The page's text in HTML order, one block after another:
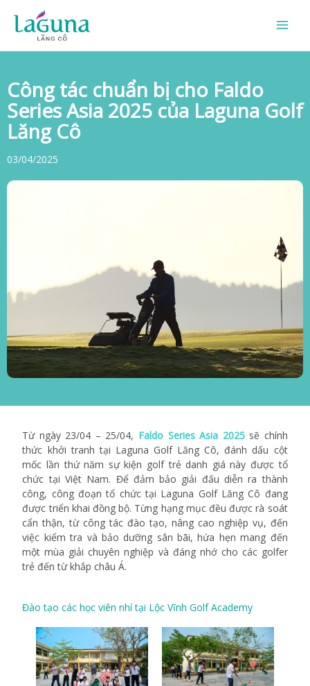
content
Công tác chuẩn bị cho Faldo
Series Asia 2025 của Laguna Golf
Lăng Cô
03/04/2025
Từ ngày 23/04 – 25/04, Faldo Series Asia 2025sẽ chính
thức khởi tranh tại Laguna Golf Lăng Cô, đánh dấu cột
mốc lần thứ năm sự kiện golf trẻ danh giá này được tổ
chức tại Việt Nam. Để đảm bảo giải đấu diễn ra thành
công, công đoạn tổ chức tại Laguna Golf Lăng Cô đang
được triển khai đồng bộ. Từng hạng mục đều được rà soát
cẩn thận, từ công tác đào tạo, nâng cao nghiệp vụ, đến
việc kiểm tra và bảo dưỡng sân bãi, hứa hẹn mang đến
một mùa giải chuyên nghiệp và đáng nhớ cho các golfer
trẻ đến từ khắp châu Á.
Đào tạo các học viên nhí tại Lộc Vĩnh Golf Academy